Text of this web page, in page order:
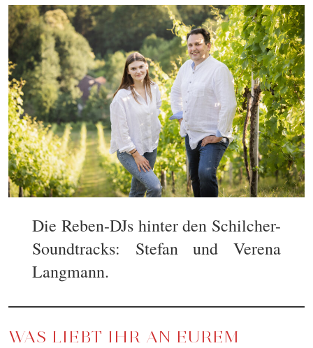
Die Reben-DJs hinter den Schilcher-
Soundtracks: Stefan und Verena
Langmann.
WAS LIEBT IHR AN EUREM